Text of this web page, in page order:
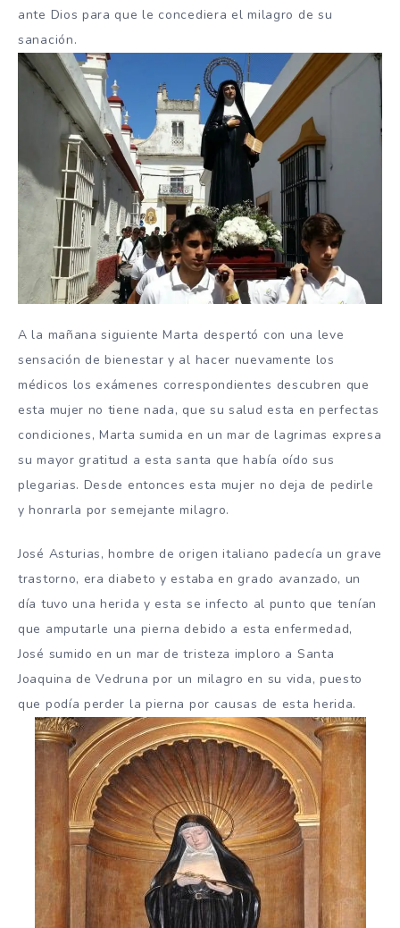
ante Dios para que le concediera el milagro de su
sanación.
A la mañana siguiente Marta despertó con una leve
sensación de bienestar y al hacer nuevamente los
médicos los exámenes correspondientes descubren que
esta mujer no tiene nada, que su salud esta en perfectas
condiciones, Marta sumida en un mar de lagrimas expresa
su mayor gratitud a esta santa que había oído sus
plegarias. Desde entonces esta mujer no deja de pedirle
y honrarla por semejante milagro.
José Asturias, hombre de origen italiano padecía un grave
trastorno, era diabeto y estaba en grado avanzado, un
día tuvo una herida y esta se infecto al punto que tenían
que amputarle una pierna debido a esta enfermedad,
José sumido en un mar de tristeza imploro a Santa
Joaquina de Vedruna por un milagro en su vida, puesto
que podía perder la pierna por causas de esta herida.